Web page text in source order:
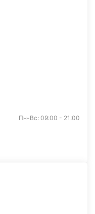
Пн-Вс: 09:00 - 21:00